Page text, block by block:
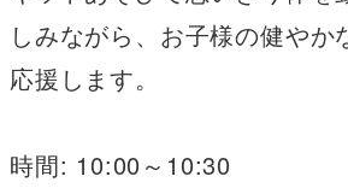
しみながら、お子様の健やか
応援します。
時間: 10:00～10:30